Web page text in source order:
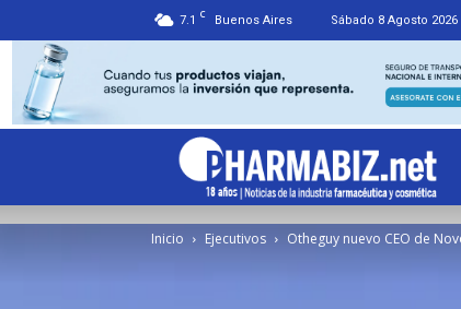
7.1 C Buenos Aires Sábado 8 Agosto 2026
Inicio Ejecutivos Otheguy nuevo CEO de